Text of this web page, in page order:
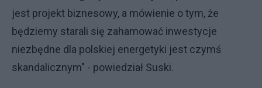
jest projekt biznesowy, a mówienie o tym, że
będziemy starali się zahamować inwestycje
niezbędne dla polskiej energetyki jest czymś
skandalicznym" - powiedział Suski.